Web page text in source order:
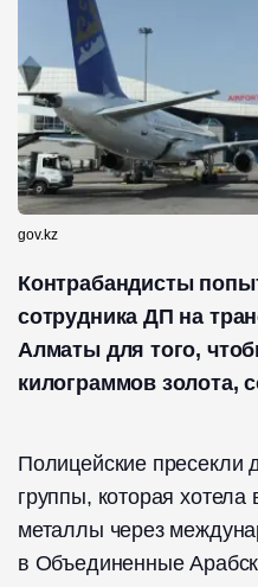
gov.kz
Контрабандисты
сотрудника ДП на
Алматы для того,
килограммов золота,
Полицейские пресекли
группы, которая
металлы через
в Объединенные